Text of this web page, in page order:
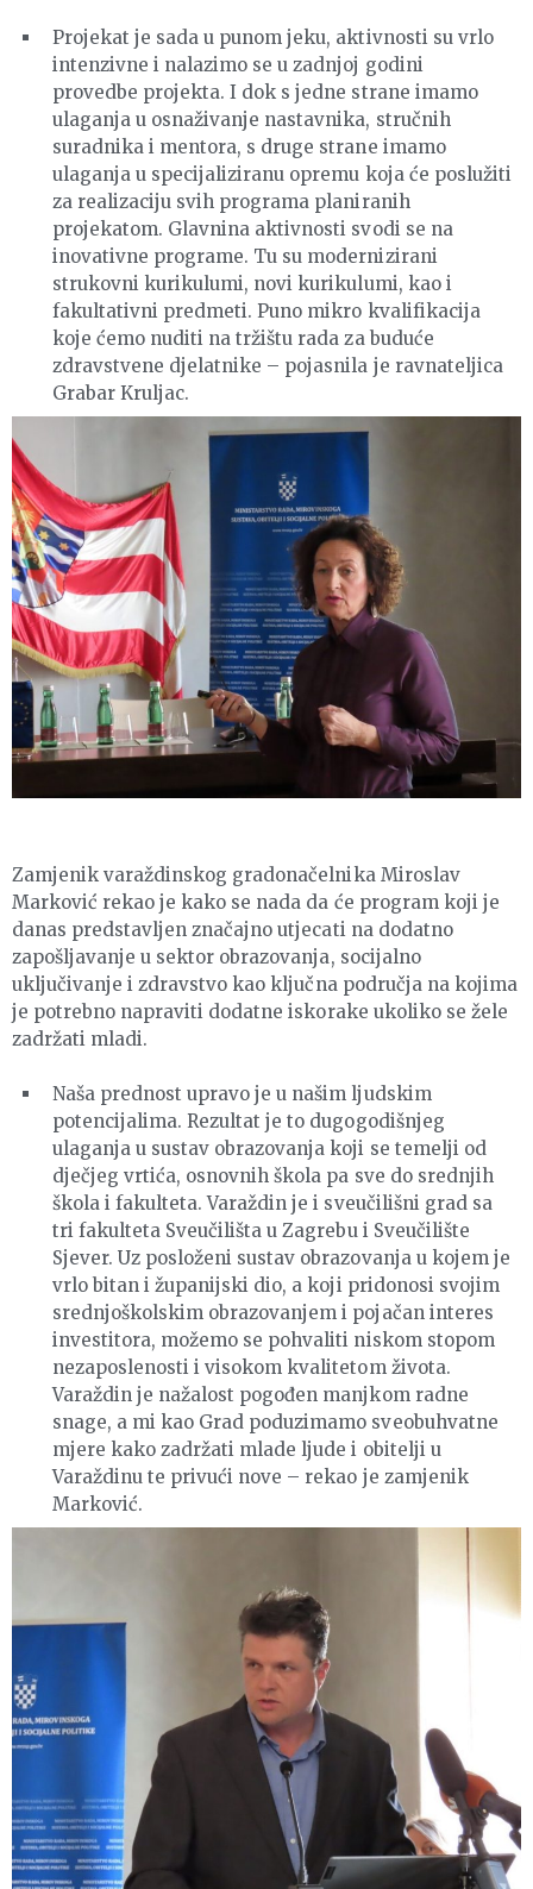
Projekat je sada u punom jeku, aktivnosti su vrlo
intenzivne i nalazimo se u zadnjoj godini
provedbe projekta. I dok s jedne strane imamo
ulaganja u osnaživanje nastavnika, stručnih
suradnika i mentora, s druge strane imamo
ulaganja u specijaliziranu opremu koja će poslužiti
za realizaciju svih programa planiranih
projekatom. Glavnina aktivnosti svodi se na
inovativne programe. Tu su modernizirani
strukovni kurikulumi, novi kurikulumi, kao i
fakultativni predmeti. Puno mikro kvalifikacija
koje ćemo nuditi na tržištu rada za buduće
zdravstvene djelatnike – pojasnila je ravnateljica
Grabar Kruljac.
Zamjenik varaždinskog gradonačelnika Miroslav
Marković rekao je kako se nada da će program koji je
danas predstavljen značajno utjecati na dodatno
zapošljavanje u sektor obrazovanja, socijalno
uključivanje i zdravstvo kao ključna područja na kojima
je potrebno napraviti dodatne iskorake ukoliko se žele
zadržati mladi.
Naša prednost upravo je u našim ljudskim
potencijalima. Rezultat je to dugogodišnjeg
ulaganja u sustav obrazovanja koji se temelji od
dječjeg vrtića, osnovnih škola pa sve do srednjih
škola i fakulteta. Varaždin je i sveučilišni grad sa
tri fakulteta Sveučilišta u Zagrebu i Sveučilište
Sjever. Uz posloženi sustav obrazovanja u kojem je
vrlo bitan i županijski dio, a koji pridonosi svojim
srednjoškolskim obrazovanjem i pojačan interes
investitora, možemo se pohvaliti niskom stopom
nezaposlenosti i visokom kvalitetom života.
Varaždin je nažalost pogođen manjkom radne
snage, a mi kao Grad poduzimamo sveobuhvatne
mjere kako zadržati mlade ljude i obitelji u
Varaždinu te privući nove – rekao je zamjenik
Marković.